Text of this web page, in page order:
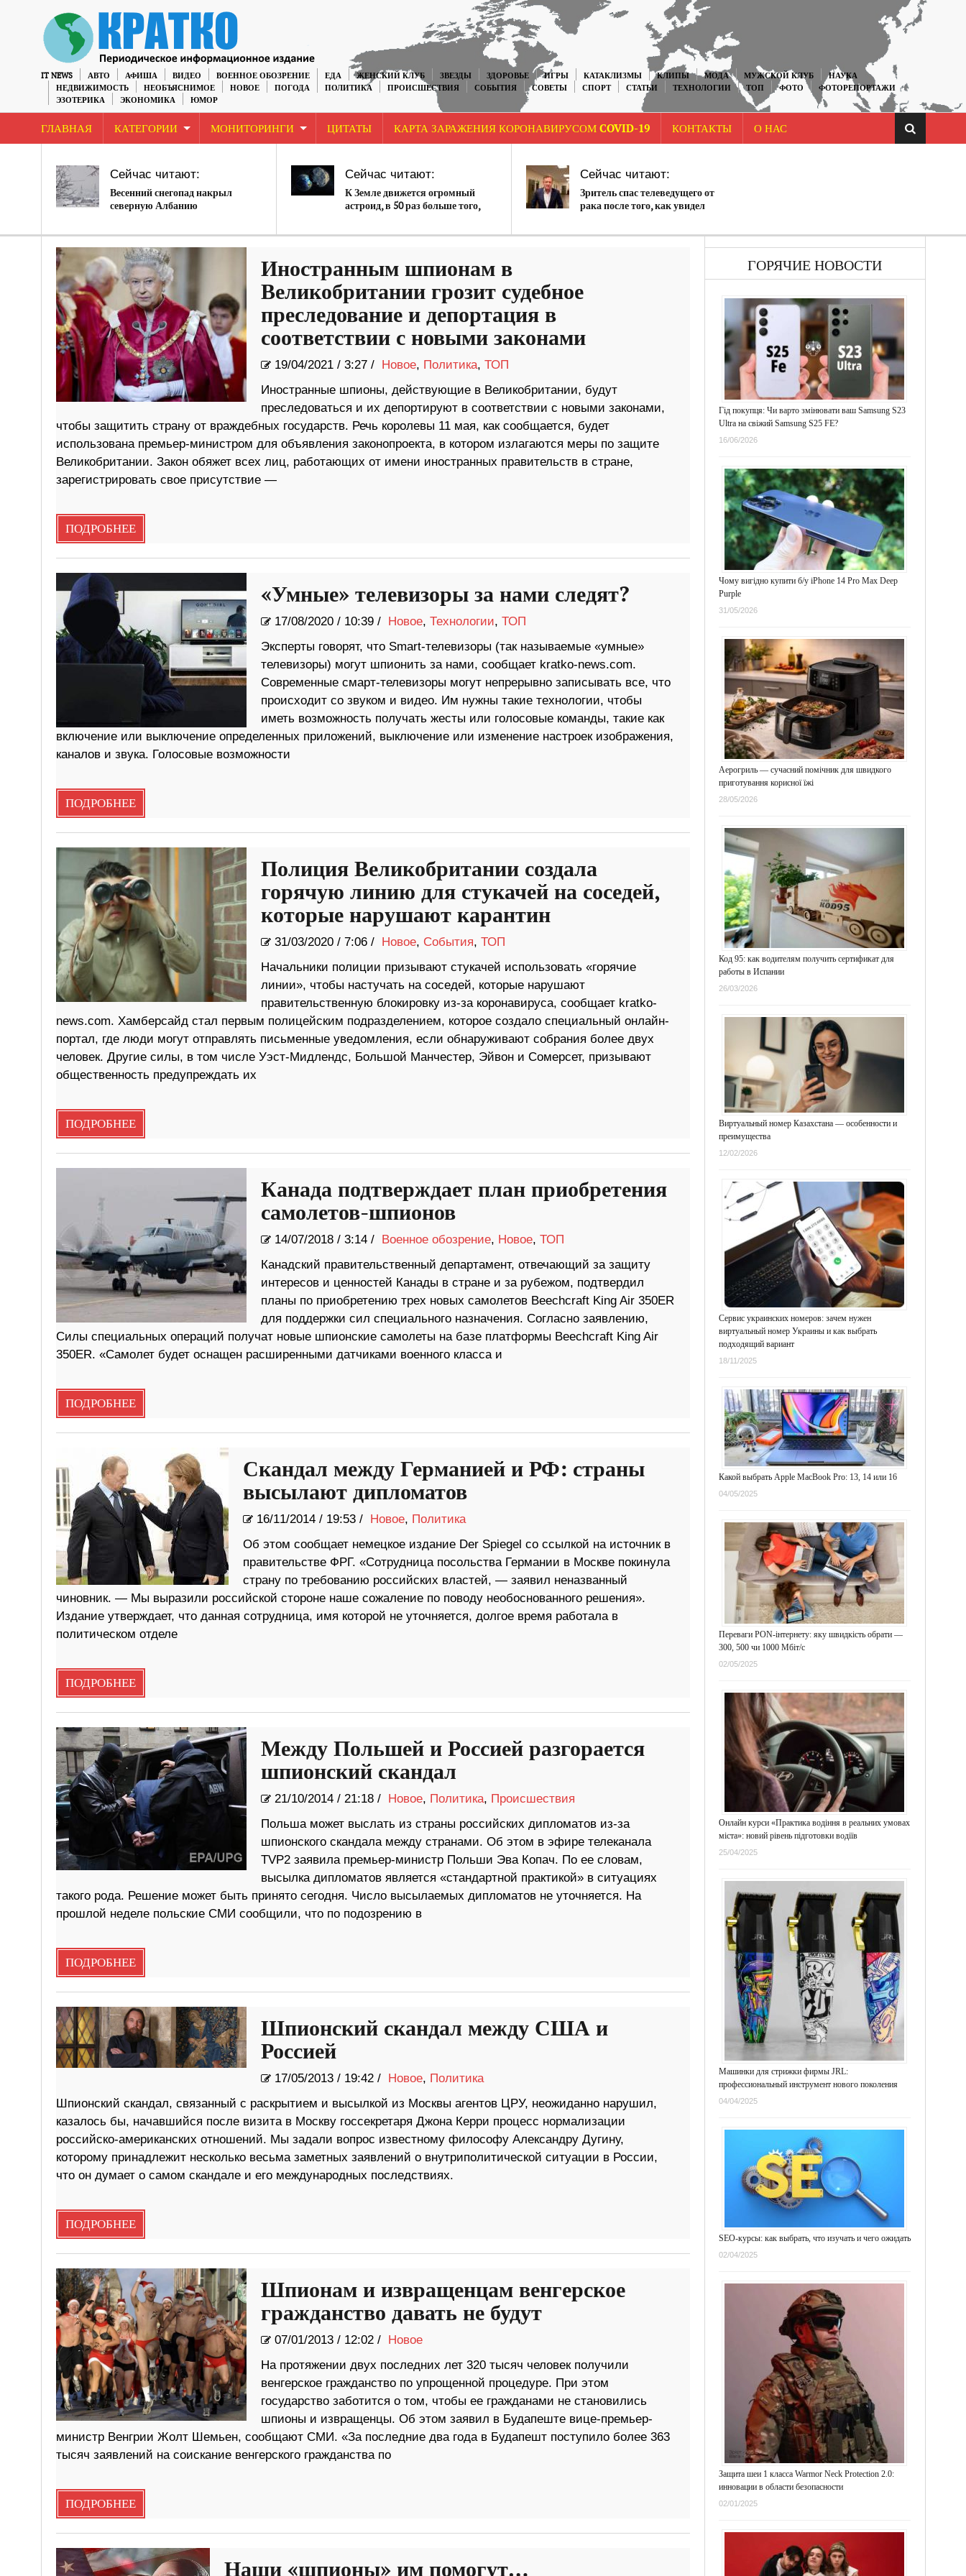
IT NEWS АВТО АФИША ВИДЕО ВОЕННОЕ ОБОЗРЕНИЕ ЕДА ЖЕНСКИЙ КЛУБ ЗВЕЗДЫ ЗДОРОВЬЕ ИГРЫ КАТАКЛИЗМЫ КЛИПЫ МОДА МУЖСКОЙ КЛУБ
НАУКА
НЕДВИЖИМОСТЬ
НЕОБЪЯСНИМОЕ НОВОЕ ПОГОДА ПОЛИТИКА ПРОИСШЕСТВИЯ СОБЫТИЯ СОВЕТЫ СПОРТ СТАТЬИ ТЕХНОЛОГИИ ТОП ФОТО
ФОТОРЕПОРТАЖИ
ЭЗОТЕРИКА
ЭКОНОМИКА ЮМОР
ГЛАВНАЯ КАТЕГОРИИ МОНИТОРИНГИ ЦИТАТЫ КАРТА ЗАРАЖЕНИЯ КОРОНАВИРУСОМ COVID-19 КОНТАКТЫ О НАС
Сейчас читают:
Весенний снегопад накрыл
северную Албанию
Сейчас читают:
К Земле движется огромный
астроид, в 50 раз больше того,
Сейчас читают:
Зритель спас телеведущего от
рака после того, как увидел
Иностранным шпионам в
Великобритании грозит судебное
преследование и депортация в
соответствии с новыми законами
19/04/2021/ 3:27 / Новое, Политика, ТОП
Иностранные шпионы, действующие в Великобритании, будут
преследоваться и их депортируют в соответствии с новыми законами,
чтобы защитить страну от враждебных государств. Речь королевы 11 мая, как сообщается, будет
использована премьер-министром для объявления законопроекта, в котором излагаются меры по защите
Великобритании. Закон обяжет всех лиц, работающих от имени иностранных правительств в стране,
зарегистрировать свое присутствие —
ПОДРОБНЕЕ
«Умные» телевизоры за нами следят?
17/08/2020/ 10:39 / Новое, Технологии, ТОП
Эксперты говорят, что Smart-телевизоры (так называемые «умные»
телевизоры) могут шпионить за нами, сообщает kratko-news.com.
Современные смарт-телевизоры могут непрерывно записывать все, что
происходит со звуком и видео. Им нужны такие технологии, чтобы
иметь возможность получать жесты или голосовые команды, такие как
включение или выключение определенных приложений, выключение или изменение настроек изображения,
каналов и звука. Голосовые возможности
ПОДРОБНЕЕ
Полиция Великобритании создала
горячую линию для стукачей на соседей,
которые нарушают карантин
31/03/2020/ 7:06 / Новое, События, ТОП
Начальники полиции призывают стукачей использовать «горячие
линии», чтобы настучать на соседей, которые нарушают
правительственную блокировку из-за коронавируса, сообщает kratko-
news.com. Хамберсайд стал первым полицейским подразделением, которое создало специальный онлайн-
портал, где люди могут отправлять письменные уведомления, если обнаруживают собрания более двух
человек. Другие силы, в том числе Уэст-Мидлендс, Большой Манчестер, Эйвон и Сомерсет, призывают
общественность предупреждать их
ПОДРОБНЕЕ
Канада подтверждает план приобретения
самолетов-шпионов
14/07/2018/ 3:14 / Военное обозрение, Новое, ТОП
Канадский правительственный департамент, отвечающий за защиту
интересов и ценностей Канады в стране и за рубежом, подтвердил
планы по приобретению трех новых самолетов Beechcraft King Air 350ER
для поддержки сил специального назначения. Согласно заявлению,
Силы специальных операций получат новые шпионские самолеты на базе платформы Beechcraft King Air
350ER. «Самолет будет оснащен расширенными датчиками военного класса и
ПОДРОБНЕЕ
Скандал между Германией и РФ: страны
высылают дипломатов
16/11/2014/ 19:53 / Новое, Политика
Об этом сообщает немецкое издание Der Spiegel со ссылкой на источник в
правительстве ФРГ. «Сотрудница посольства Германии в Москве покинула
страну по требованию российских властей, — заявил неназванный
чиновник. — Мы выразили российской стороне наше сожаление по поводу необоснованного решения».
Издание утверждает, что данная сотрудница, имя которой не уточняется, долгое время работала в
политическом отделе
ПОДРОБНЕЕ
Между Польшей и Россией разгорается
шпионский скандал
21/10/2014/ 21:18 / Новое, Политика, Происшествия
Польша может выслать из страны российских дипломатов из-за
шпионского скандала между странами. Об этом в эфире телеканала
TVP2 заявила премьер-министр Польши Эва Копач. По ее словам,
высылка дипломатов является «стандартной практикой» в ситуациях
такого рода. Решение может быть принято сегодня. Число высылаемых дипломатов не уточняется. На
прошлой неделе польские СМИ сообщили, что по подозрению в
ПОДРОБНЕЕ
Шпионский скандал между США и
Россией
17/05/2013/ 19:42 / Новое, Политика
Шпионский скандал, связанный с раскрытием и высылкой из Москвы агентов ЦРУ, неожиданно нарушил,
казалось бы, начавшийся после визита в Москву госсекретаря Джона Керри процесс нормализации
российско-американских отношений. Мы задали вопрос известному философу Александру Дугину,
которому принадлежит несколько весьма заметных заявлений о внутриполитической ситуации в России,
что он думает о самом скандале и его международных последствиях.
ПОДРОБНЕЕ
Шпионам и извращенцам венгерское
гражданство давать не будут
07/01/2013/ 12:02 / Новое
На протяжении двух последних лет 320 тысяч человек получили
венгерское гражданство по упрощенной процедуре. При этом
государство заботится о том, чтобы ее гражданами не становились
шпионы и извращенцы. Об этом заявил в Будапеште вице-премьер-
министр Венгрии Жолт Шемьен, сообщают СМИ. «За последние два года в Будапешт поступило более 363
тысяч заявлений на соискание венгерского гражданства по
ПОДРОБНЕЕ
Наши «шпионы» им помогут…
ГОРЯЧИЕ НОВОСТИ
Гід покупця: Чи варто змінювати ваш Samsung S23
Ultra на свіжий Samsung S25 FE?
16/06/2026
Чому вигідно купити б/у iPhone 14 Pro Max Deep
Purple
31/05/2026
Аерогриль — сучасний помічник для швидкого
приготування корисної їжі
28/05/2026
Код 95: как водителям получить сертификат для
работы в Испании
26/03/2026
Виртуальный номер Казахстана — особенности и
преимущества
12/02/2026
Сервис украинских номеров: зачем нужен
виртуальный номер Украины и как выбрать
подходящий вариант
18/11/2025
Какой выбрать Apple MacBook Pro: 13, 14 или 16
04/05/2025
Переваги PON-інтернету: яку швидкість обрати —
300, 500 чи 1000 Мбіт/с
02/05/2025
Онлайн курси «Практика водіння в реальних умовах
міста»: новий рівень підготовки водіїв
25/04/2025
Машинки для стрижки фирмы JRL:
профессиональный инструмент нового поколения
04/04/2025
SEO-курсы: как выбрать, что изучать и чего ожидать
02/04/2025
Защита шеи 1 класса Warmor Neck Protection 2.0:
инновации в области безопасности
02/01/2025